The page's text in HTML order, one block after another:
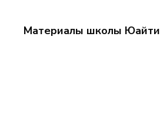
=
6720
Материалы школы Юайти